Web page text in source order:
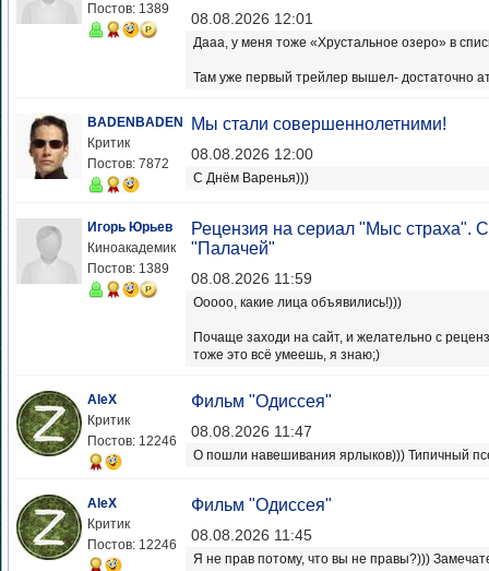
Постов: 1389
08.08.2026 12:01
Дааа, у меня тоже «Хрустальное озеро» в
Там уже первый трейлер вышел- достаточно
BADENBADEN
Критик
Постов: 7872
Мы стали совершеннолетними!
08.08.2026 12:00
С Днём Варенья)))
Игорь Юрьев
Киноакадемик
Постов: 1389
Рецензия на сериал "Мыс страха".
"Палачей"
08.08.2026 11:59
Ооооо, какие лица объявились!)))
Почаще заходи на сайт, и желательно с
тоже это всё умеешь, я знаю;)
AleX
Критик
Постов: 12246
Фильм "Одиссея"
08.08.2026 11:47
О пошли навешивания ярлыков))) Типичный
AleX
Критик
Постов: 12246
Фильм "Одиссея"
08.08.2026 11:45
Я не прав потому, что вы не правы?)))